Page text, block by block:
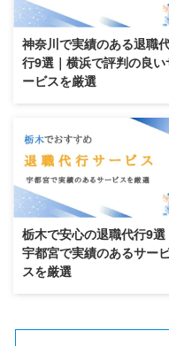
神奈川で実績のある退職
行9選｜横浜で評判の良い
ービスを厳選
栃木で安心の退職代行9選
宇都宮で実績のあるサー
スを厳選